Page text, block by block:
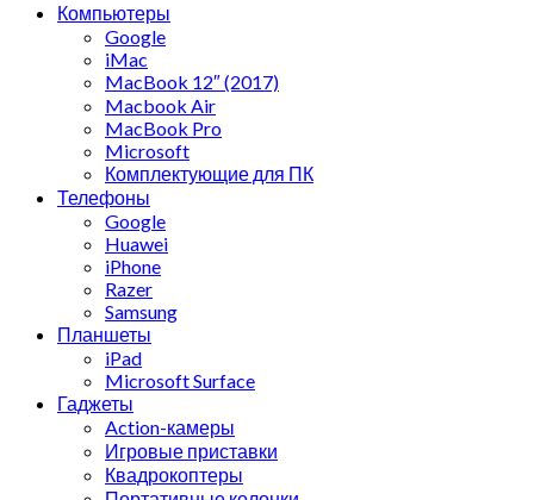
Компьютеры
Google
iMac
MacBook 12″ (2017)
Macbook Air
MacBook Pro
Microsoft
Комплектующие для ПК
Телефоны
Google
Huawei
iPhone
Razer
Samsung
Планшеты
iPad
Microsoft Surface
Гаджеты
Action-камеры
Игровые приставки
Квадрокоптеры